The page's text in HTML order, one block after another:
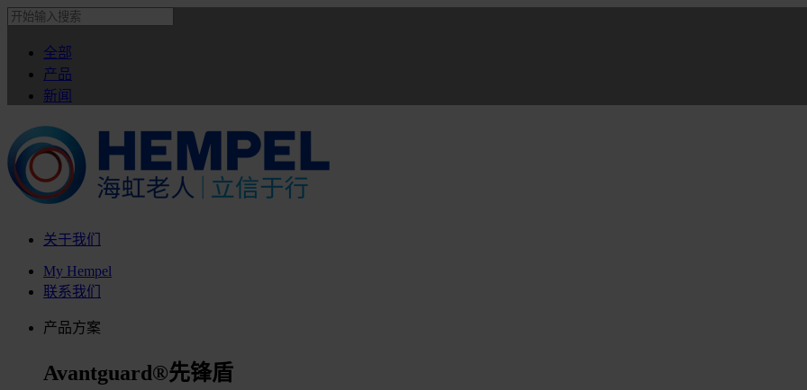
全部
产品
新闻
关于我们
My Hempel
联系我们
产品方案
Avantguard®先锋盾